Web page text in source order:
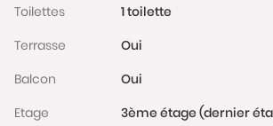
Toilettes
1 toilette
Terrasse
Oui
Balcon
Oui
Etage
3ème étage (dernier